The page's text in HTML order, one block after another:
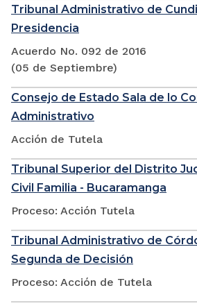
Tribunal Administrativo de
Presidencia
Acuerdo No. 092 de 2016
(05 de Septiembre)
Consejo de Estado Sala de lo
Administrativo
Acción de Tutela
Tribunal Superior del Distrito
Civil Familia - Bucaramanga
Proceso: Acción Tutela
Tribunal Administrativo de
Segunda de Decisión
Proceso: Acción de Tutela